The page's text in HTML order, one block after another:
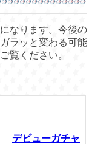
なります。今後の
ラッと変わる可能
覧ください。
デビューガチャ